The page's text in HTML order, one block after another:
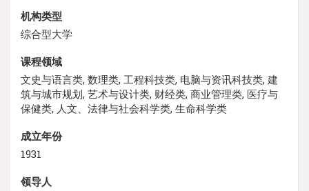
机构类型
综合型大学
课程领域
文史与语言类, 数理类, 工程科技类, 电脑与资讯科技类, 建
筑与城市规划, 艺术与设计类, 财经类, 商业管理类, 医疗与
保健类, 人文、法律与社会科学类, 生命科学类
成立年份
1931
领导人